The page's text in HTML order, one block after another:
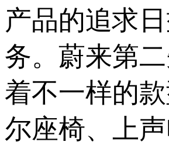
产品的追求
务。蔚来第
着不一样的
尔座椅、上